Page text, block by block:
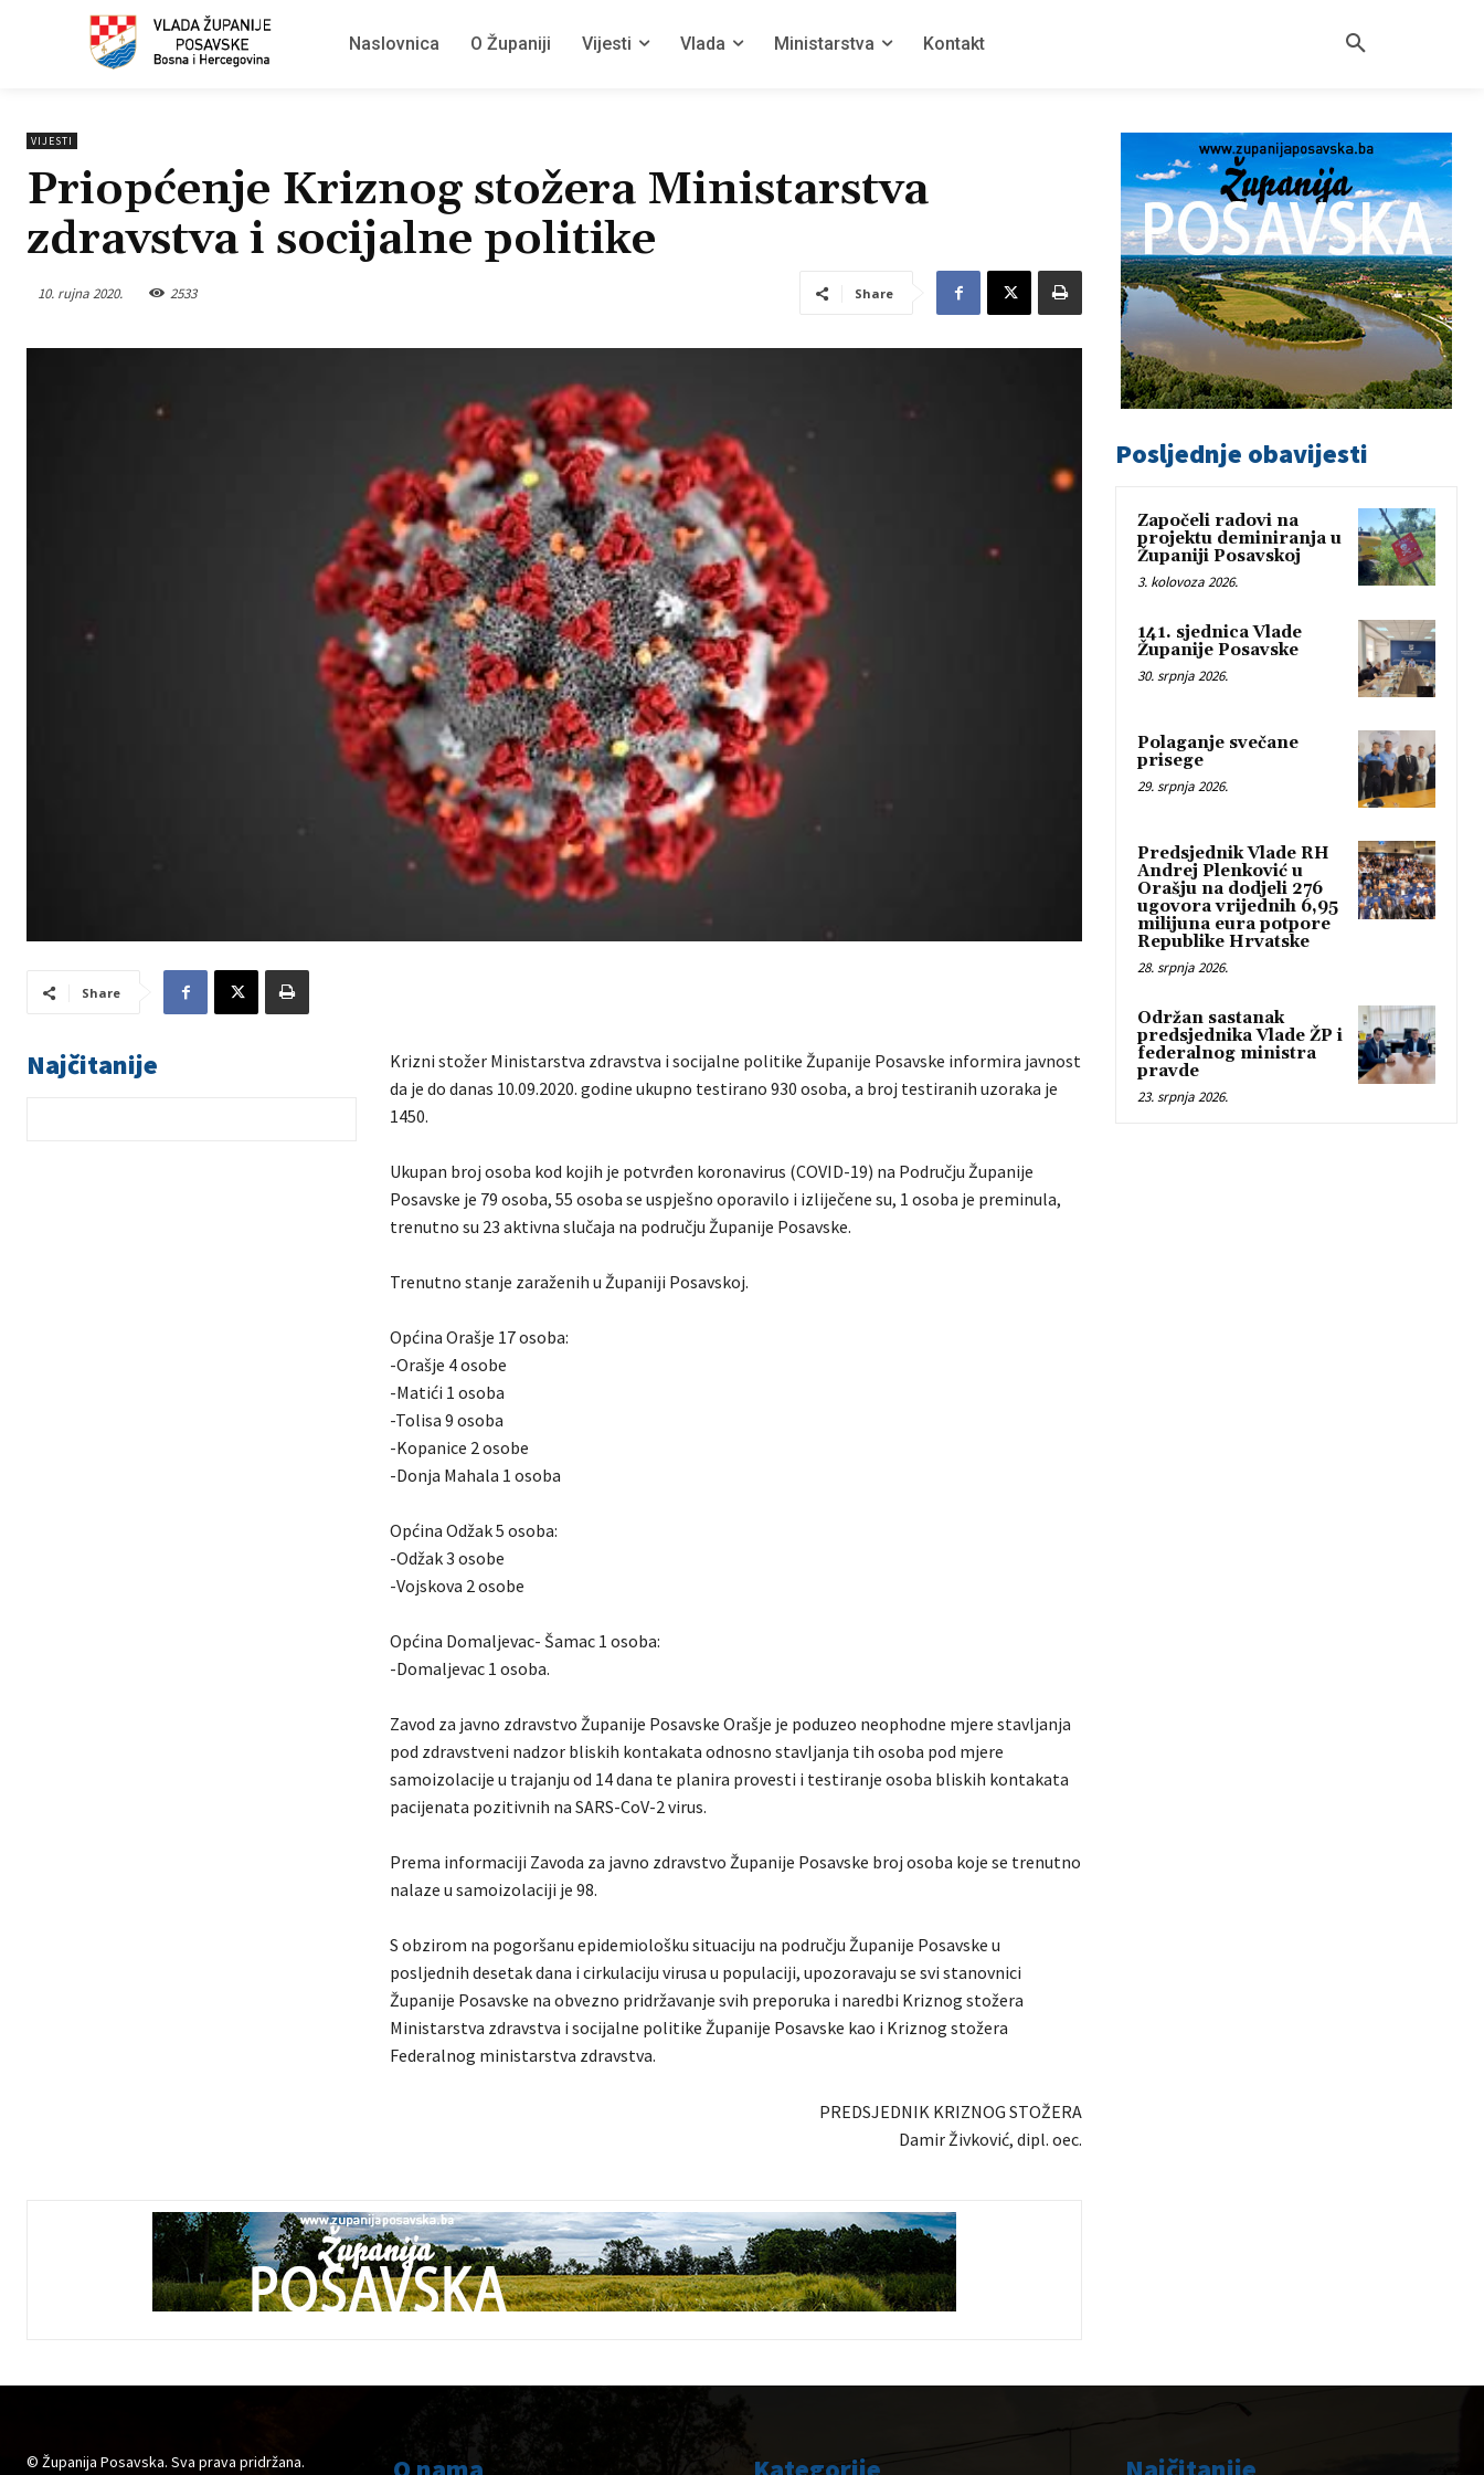
Naslovnica O Županiji Vijesti Vlada Ministarstva Kontakt
VIJESTI
Priopćenje Kriznog stožera Ministarstva
zdravstva i socijalne politike
10. rujna 2020. 2533 Share
Share
Najčitanije
Krizni stožer Ministarstva zdravstva i socijalne politike Županije Posavske informira javnost
da je do danas 10.09.2020. godine ukupno testirano 930 osoba, a broj testiranih uzoraka je
1450.
Ukupan broj osoba kod kojih je potvrđen koronavirus (COVID-19) na Području Županije
Posavske je 79 osoba, 55 osoba se uspješno oporavilo i izliječene su, 1 osoba je preminula,
trenutno su 23 aktivna slučaja na području Županije Posavske.
Trenutno stanje zaraženih u Županiji Posavskoj.
Općina Orašje 17 osoba:
-Orašje 4 osobe
-Matići 1 osoba
-Tolisa 9 osoba
-Kopanice 2 osobe
-Donja Mahala 1 osoba
Općina Odžak 5 osoba:
-Odžak 3 osobe
-Vojskova 2 osobe
Općina Domaljevac- Šamac 1 osoba:
-Domaljevac 1 osoba.
Zavod za javno zdravstvo Županije Posavske Orašje je poduzeo neophodne mjere stavljanja
pod zdravstveni nadzor bliskih kontakata odnosno stavljanja tih osoba pod mjere
samoizolacije u trajanju od 14 dana te planira provesti i testiranje osoba bliskih kontakata
pacijenata pozitivnih na SARS-CoV-2 virus.
Prema informaciji Zavoda za javno zdravstvo Županije Posavske broj osoba koje se trenutno
nalaze u samoizolaciji je 98.
S obzirom na pogoršanu epidemiološku situaciju na području Županije Posavske u
posljednih desetak dana i cirkulaciju virusa u populaciji, upozoravaju se svi stanovnici
Županije Posavske na obvezno pridržavanje svih preporuka i naredbi Kriznog stožera
Ministarstva zdravstva i socijalne politike Županije Posavske kao i Kriznog stožera
Federalnog ministarstva zdravstva.
PREDSJEDNIK KRIZNOG STOŽERA
Damir Živković, dipl. oec.
Posljednje obavijesti
Započeli radovi na
projektu deminiranja u
Županiji Posavskoj
3. kolovoza 2026.
141. sjednica Vlade
Županije Posavske
30. srpnja 2026.
Polaganje svečane
prisege
29. srpnja 2026.
Predsjednik Vlade RH
Andrej Plenković u
Orašju na dodjeli 276
ugovora vrijednih 6,95
milijuna eura potpore
Republike Hrvatske
28. srpnja 2026.
Održan sastanak
predsjednika Vlade ŽP i
federalnog ministra
pravde
23. srpnja 2026.
© Županija Posavska. Sva prava pridržana.